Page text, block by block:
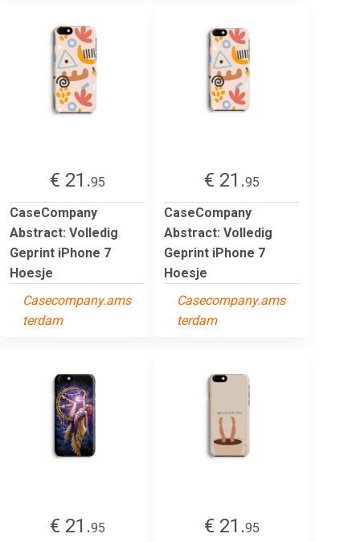
€ 21.95
CaseCompany
Abstract: Volledig
Geprint iPhone 7
Hoesje
Casecompany.ams
terdam
€ 21.95
CaseCompany
Abstract: Volledig
Geprint iPhone 7
Hoesje
Casecompany.ams
terdam
€ 21.95 € 21.95